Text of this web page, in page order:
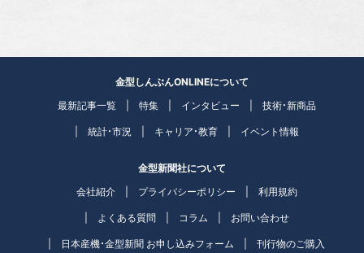
金型しんぶんONLINEについて
最新記事一覧
特集 インタビュー 技術・新商品
統計・市況 キャリア・教育 イベント情報
金型新聞社について
会社紹介
プライバシーポリシー 利用規約
よくある質問 コラム お問い合わせ
日本産機・金型新聞 お申し込みフォーム 刊行物のご購入